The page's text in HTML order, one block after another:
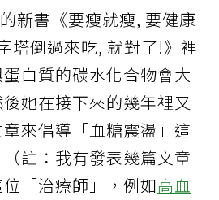
新書《要瘦就瘦, 要健康
塔倒過來吃, 就對了!》裡
白質的碳水化合物會大
她在接下來的幾年裡又
來倡導「血糖震盪」這
註：我有發表幾篇文章
「治療師」，例如高血